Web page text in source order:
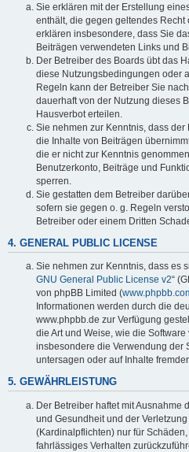
Sie erklären mit der Erstellung
enthält, die gegen geltendes
erklären insbesondere, dass Sie
Beiträgen verwendeten Links und
Der Betreiber des Boards übt das
diese Nutzungsbedingungen oder
Regeln kann der Betreiber Sie
dauerhaft von der Nutzung dieses
Hausverbot erteilen.
Sie nehmen zur Kenntnis, dass
die Inhalte von Beiträgen
die er nicht zur Kenntnis
Benutzerkonto, Beiträge und
sperren.
Sie gestatten dem Betreiber
sofern sie gegen o. g. Regeln
Betreiber oder einem Dritten
4. GENERAL PUBLIC LICENSE
Sie nehmen zur Kenntnis, dass es
GNU General Public License v2“
von phpBB Limited (
Informationen werden durch die
www.phpbb.de zur Verfügung
die Art und Weise, wie die
insbesondere die Verwendung der
untersagen oder auf Inhalte
5. GEWÄHRLEISTUNG
Der Betreiber haftet mit Ausnahme
und Gesundheit und der
(Kardinalpflichten) nur für
fahrlässiges Verhalten